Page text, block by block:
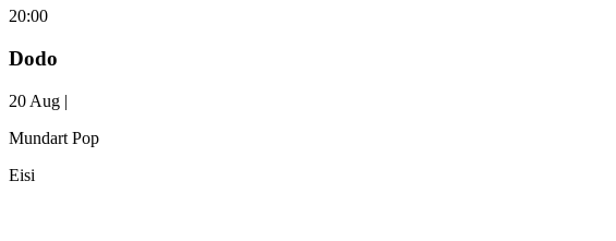
20:00
Dodo
20 Aug |
Mundart Pop
Eisi